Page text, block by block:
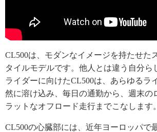
CL500は、モダンなイメージを持たせた
タイルモデルです。他人とは違う自分ら
ライダーに向けたCL500は、あらゆるラ
然に溶け込み、毎日の通勤から、週末の
ラットなオフロード走行までこなします。
CL500の心臓部には、近年ヨーロッパで